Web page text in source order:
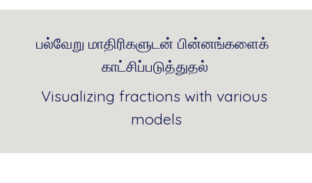
பல்வேறு மாதிரிகளுடன் பின்னங்களைக்
காட்சிப்படுத்துதல்
Visualizing fractions with various
models